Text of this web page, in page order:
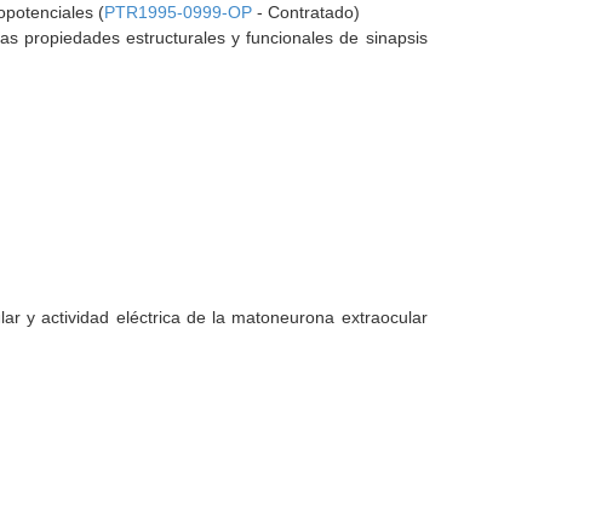
(PTR1995-0999-OP - Contratado)
propiedades estructurales y funcionales de sinapsis
y actividad eléctrica de la matoneurona extraocular